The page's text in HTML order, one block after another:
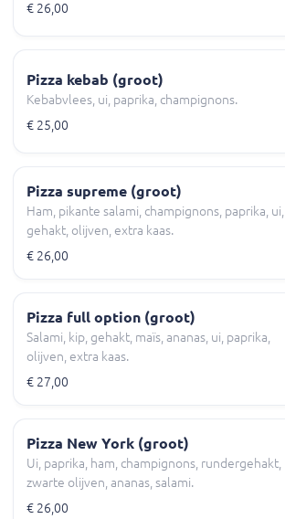
€ 26,00
Pizza kebab (groot)
Kebabvlees, ui, paprika, champignons.
€ 25,00
Pizza supreme (groot)
Ham, pikante salami, champignons, paprika, ui,
gehakt, olijven, extra kaas.
€ 26,00
Pizza full option (groot)
Salami, kip, gehakt, maïs, ananas, ui, paprika,
olijven, extra kaas.
€ 27,00
Pizza New York (groot)
Ui, paprika, ham, champignons, rundergehakt,
zwarte olijven, ananas, salami.
€ 26,00